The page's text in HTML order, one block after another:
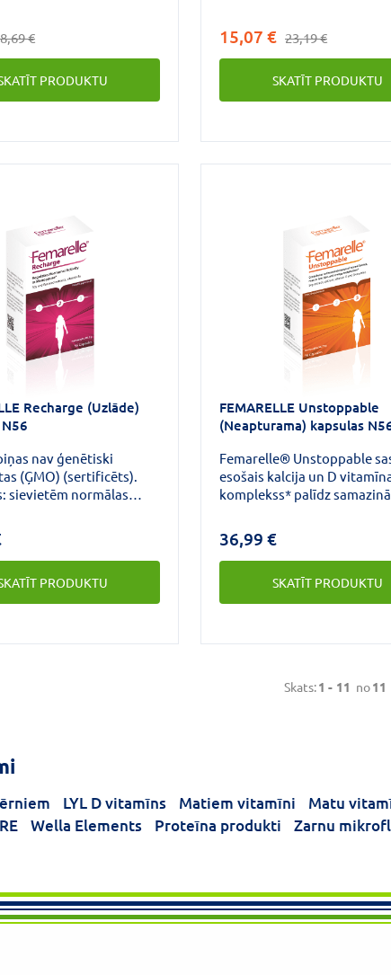
8,69 €
PRODUKTU
15,07 € 23,19 €
SKATĪT PRODUKTU
Recharge (Uzlāde)
nav ģenētiski
(ĢMO) (sertificēts).
sievietēm normālas
PRODUKTU
FEMARELLE Unstoppable
(Neapturama) kapsulas
Femarelle® Unstoppable
esošais kalcija un D
komplekss* palīdz
minerālais blīvums ir riska
osteoporotiskiem kaulu
36,99 €
SKATĪT PRODUKTU
Skats:1 - 11 no11
LYL D vitamīns Matiem vitamīni Matu
Wella Elements Proteīna produkti Zarnu